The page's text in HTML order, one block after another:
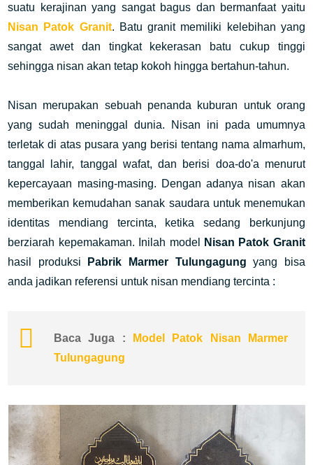
suatu kerajinan yang sangat bagus dan bermanfaat yaitu
Nisan Patok Granit. Batu granit memiliki kelebihan yang
sangat awet dan tingkat kekerasan batu cukup tinggi
sehingga nisan akan tetap kokoh hingga bertahun-tahun.
Nisan merupakan sebuah penanda kuburan untuk orang
yang sudah meninggal dunia. Nisan ini pada umumnya
terletak di atas pusara yang berisi tentang nama almarhum,
tanggal lahir, tanggal wafat, dan berisi doa-do'a menurut
kepercayaan masing-masing. Dengan adanya nisan akan
memberikan kemudahan sanak saudara untuk menemukan
identitas mendiang tercinta, ketika sedang berkunjung
berziarah kepemakaman. Inilah model
Nisan Patok Granit
hasil produksi
Pabrik Marmer Tulungagung yang bisa
anda jadikan referensi untuk nisan mendiang tercinta :
Baca Juga :
Model Patok Nisan Marmer
Tulungagung